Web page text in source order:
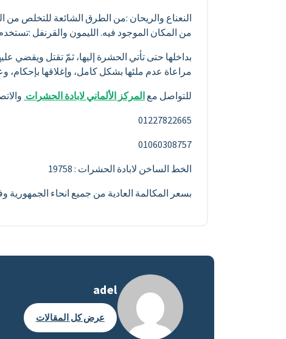
النعناع والريحان :من الطرق الشائعة للتخلص
من المكان الموجود فيه. الليمون والقرنفل
بداخلها حتى تأتي الحشرة إليها، ثمّ تقتل ويقضي
مراعاة عدم ملئها بشكل كامل، وإغلاقها
للتواصل مع المركز الألماني لابادة الحشرات
01227822665
01060308757
الخط الساخن لابادة الحشرات : 19758
بسعر المكالمة العادية من جميع انحاء
adel
عرض كل المقالات